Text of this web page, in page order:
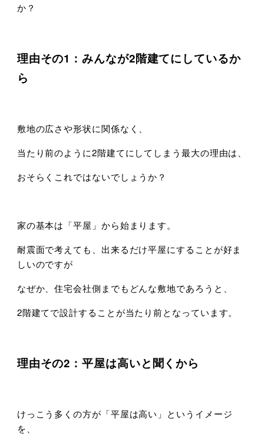
か？
理由その1：みんなが2階建てにしているか
ら
敷地の広さや形状に関係なく、
当たり前のように2階建てにしてしまう最大の理由は、
おそらくこれではないでしょうか？
家の基本は「平屋」から始まります。
耐震面で考えても、出来るだけ平屋にすることが好ま
しいのですが
なぜか、住宅会社側までもどんな敷地であろうと、
2階建てで設計することが当たり前となっています。
理由その2：平屋は高いと聞くから
けっこう多くの方が「平屋は高い」というイメージ
を、